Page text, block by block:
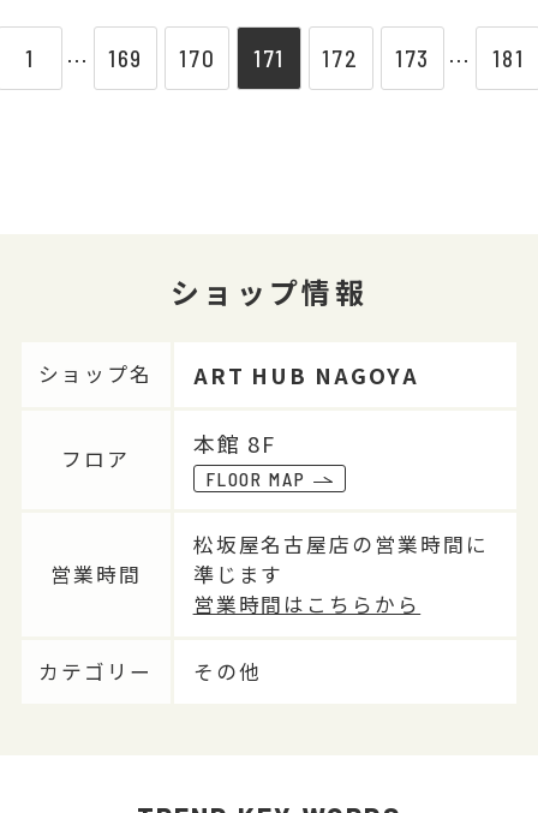
1 ⋯ 169 170 171 172 173 ⋯ 181
ショップ情報
ショップ名 ART HUB NAGOYA
フロア
本館 8F
FLOOR MAP
営業時間
松坂屋名古屋店の営業時間に
準じます
営業時間はこちらから
カテゴリー その他